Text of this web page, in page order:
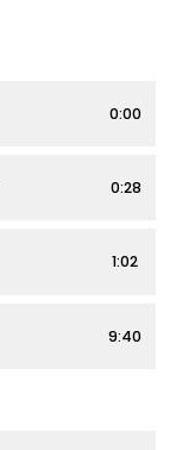
0:00
0:28
1:02
9:40